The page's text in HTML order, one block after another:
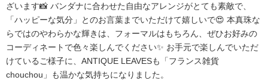
ざいます📸 バンダナに合わせた自由なアレンジがとても素敵で、
「ハッピーな気分」とのお言葉までいただけて嬉しいで😍 本真珠な
らではのやわらかな輝きは、フォーマルはもちろん、ぜひお好みの
コーディネートで色々楽しんでください✨ お手元で楽しんでいただ
けているご様子に、ANTIQUE LEAVESも「フランス雑貨
chouchou」も温かな気持ちになりました。